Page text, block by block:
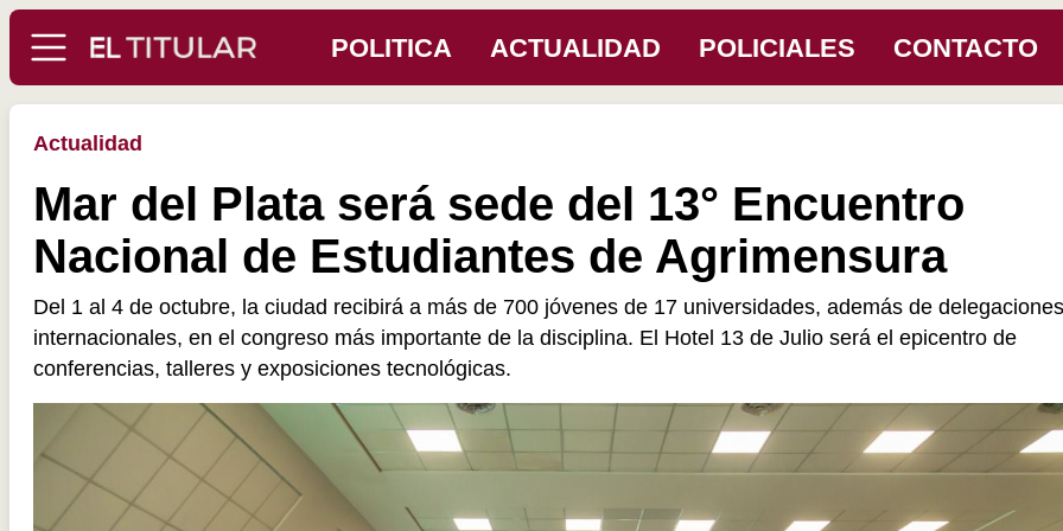
POLITICA ACTUALIDAD POLICIALES CONTACTO
Actualidad
Mar del Plata será sede del 13° Encuentro
Nacional de Estudiantes de Agrimensura
Del 1 al 4 de octubre, la ciudad recibirá a más de 700 jóvenes de 17 universidades, además de delegaciones
internacionales, en el congreso más importante de la disciplina. El Hotel 13 de Julio será el epicentro de
conferencias, talleres y exposiciones tecnológicas.